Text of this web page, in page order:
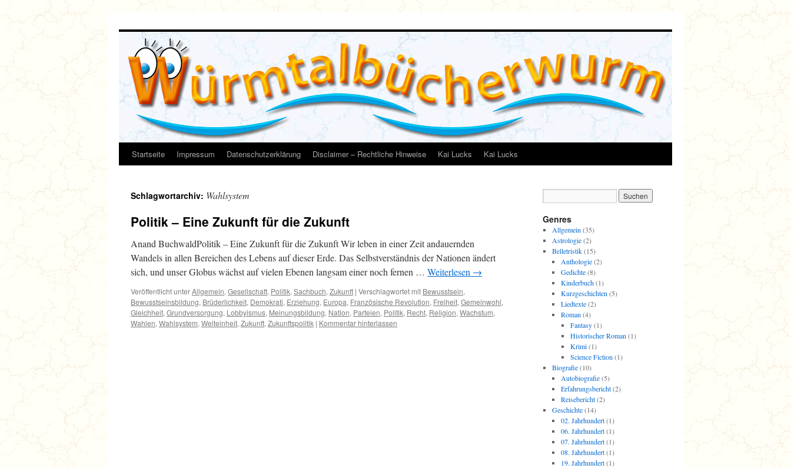
springen
Startseite Impressum Datenschutzerklärung Disclaimer – Rechtliche Hinweise Kai Lucks Kai Lucks
Schlagwortarchiv: Wahlsystem
Politik – Eine Zukunft für die Zukunft
Anand BuchwaldPolitik – Eine Zukunft für die Zukunft Wir leben in einer Zeit andauernden
Wandels in allen Bereichen des Lebens auf dieser Erde. Das Selbstverständnis der Nationen ändert
sich, und unser Globus wächst auf vielen Ebenen langsam einer noch fernen … Weiterlesen →
Veröffentlicht unterAllgemein, Gesellschaft, Politik, Sachbuch, Zukunft | Verschlagwortet mit Bewusstsein,
Bewusstseinsbildung, Brüderlichkeit, Demokrati, Erziehung, Europa, Französische Revolution, Freiheit, Gemeinwohl,
Gleichheit, Grundversorgung, Lobbyismus, Meinungsbildung, Nation, Parteien, Politik, Recht, Religion, Wachstum,
Wahlen, Wahlsystem, Welteinheit, Zukunft, Zukunftspolitik | Kommentar hinterlassen
Genres
Allgemein (35)
Astrologie(2)
Belletristik(15)
Anthologie(2)
Gedichte(8)
Kinderbuch(1)
Kurzgeschichten (5)
Liedtexte(2)
Roman (4)
Fantasy(1)
Historischer Roman (1)
Krimi(1)
Science Fiction (1)
Biografie(10)
Autobiografie(5)
Erfahrungsbericht(2)
Reisebericht(2)
Geschichte(14)
02. Jahrhundert(1)
06. Jahrhundert(1)
07. Jahrhundert(1)
08. Jahrhundert(1)
19. Jahrhundert(1)